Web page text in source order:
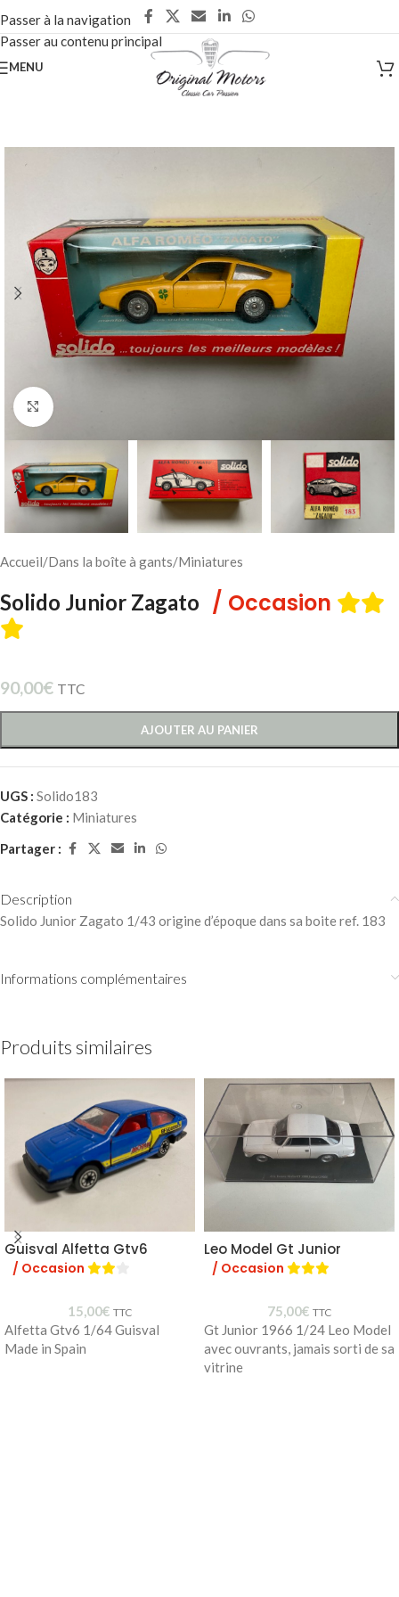
Passer à la navigation
Passer au contenu principal
MENU
Cliquez pour agrandir
Accueil/Dans la boîte à gants/Miniatures
Solido Junior Zagato / Occasion
90,00€ TTC
AJOUTER AU PANIER
UGS : Solido183
Catégorie : Miniatures
Partager :
Description
Solido Junior Zagato 1/43 origine d’époque dans sa boite ref. 183
Informations complémentaires
Produits similaires
Guisval Alfetta Gtv6
/ Occasion
15,00€ TTC
Alfetta Gtv6 1/64 Guisval
Made in Spain
Leo Model Gt Junior
/ Occasion
75,00€ TTC
Gt Junior 1966 1/24 Leo Model
avec ouvrants, jamais sorti de sa
vitrine